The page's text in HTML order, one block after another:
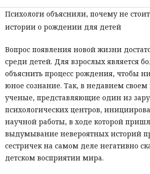
Психологи объяснили, почему не
истории о рождении для детей
Вопрос появления новой жизни
среди детей. Для взрослых является
объяснить процесс рождения, чтобы
юное сознание. Так, в недавнем
ученые, представляющие один из
психологических центров,
научной работы, в ходе которой
выдумывание невероятных историй
сестричек на самом деле негативно
детском восприятии мира.